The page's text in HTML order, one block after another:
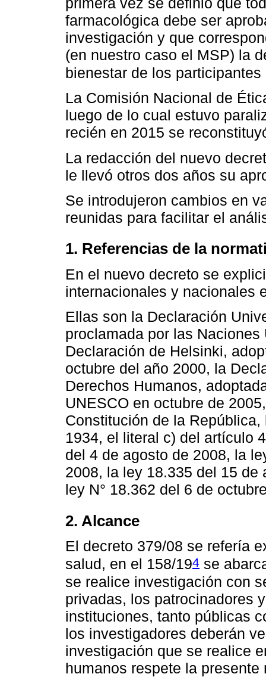
farmacológica debe ser
investigación y que
(en nuestro caso el MSP) la
bienestar de los
La Comisión Nacional de
luego de lo cual estuvo
recién en 2015 se
La redacción del nuevo
le llevó otros dos años su
Se introdujeron cambios en
reunidas para facilitar el
1. Referencias de la
En el nuevo decreto se
internacionales y nacionales
Ellas son la Declaración
proclamada por las
Declaración de Helsinki,
octubre del año 2000, la
Derechos Humanos,
UNESCO en octubre de
Constitución de la
1934, el literal c) del artículo
del 4 de agosto de 2008, la
2008, la ley 18.335 del 15
ley N° 18.362 del 6 de
2. Alcance
El decreto 379/08 se refería
salud, en el 158/194 se
se realice investigación con
privadas, los patrocinadores
instituciones, tanto públicas
los investigadores deberán
investigación que se realice
humanos respete la presente